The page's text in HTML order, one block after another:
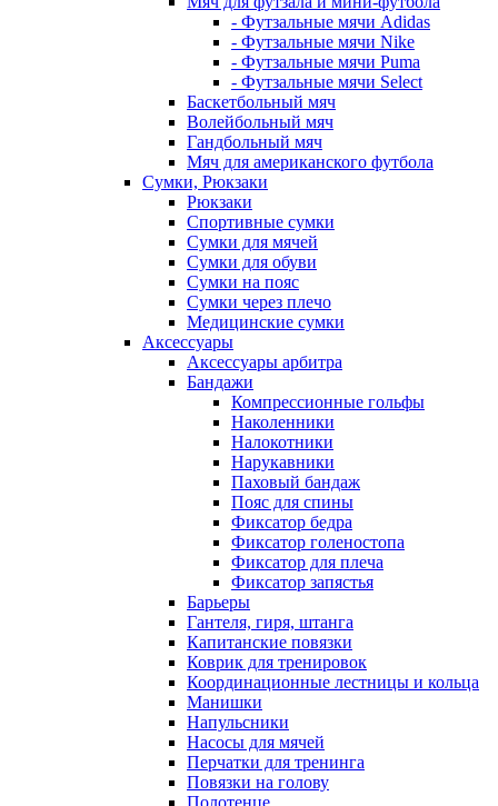
- Футзальные мячи Adidas
- Футзальные мячи Nike
- Футзальные мячи Puma
- Футзальные мячи Select
Баскетбольный мяч
Волейбольный мяч
Гандбольный мяч
Мяч для американского футбола
Сумки, Рюкзаки
Рюкзаки
Спортивные сумки
Сумки для мячей
Сумки для обуви
Сумки на пояс
Сумки через плечо
Медицинские сумки
Аксессуары
Аксессуары арбитра
Бандажи
Компрессионные гольфы
Наколенники
Налокотники
Нарукавники
Паховый бандаж
Пояс для спины
Фиксатор бедра
Фиксатор голеностопа
Фиксатор для плеча
Фиксатор запястья
Барьеры
Гантеля, гиря, штанга
Капитанские повязки
Коврик для тренировок
Координационные лестницы и кольца
Манишки
Напульсники
Насосы для мячей
Перчатки для тренинга
Повязки на голову
Полотенце